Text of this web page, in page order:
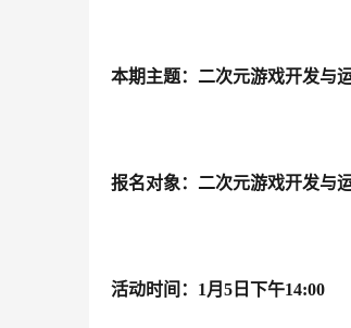
本期主题：二次元游戏开发与
报名对象：二次元游戏开发与
活动时间： 1月5日下午14:00